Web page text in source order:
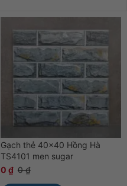
Gạch thẻ 40×40 Hồng Hà
TS4101 men sugar
0 ₫ 0₫